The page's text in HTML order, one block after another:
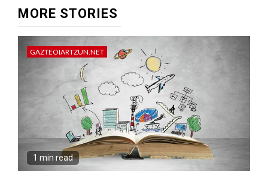
MORE STORIES
GAZTEOIARTZUN.NET
1 min read